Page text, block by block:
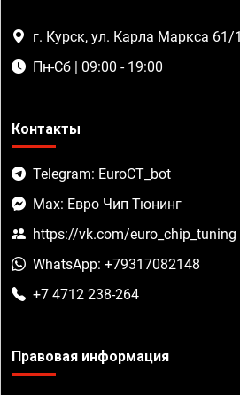
г. Курск, ул. Карла Маркса 61/1
Пн-Сб | 09:00 - 19:00
Контакты
Telegram: EuroCT_bot
Max: Евро Чип Тюнинг
https://vk.com/euro_chip_tuning
WhatsApp: +79317082148
+7 4712 238-264
Правовая информация